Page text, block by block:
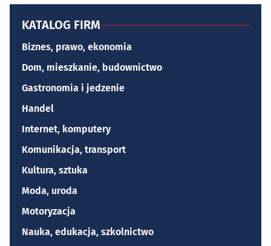
KATALOG FIRM
Biznes, prawo, ekonomia
Dom, mieszkanie, budownictwo
Gastronomia i jedzenie
Handel
Internet, komputery
Komunikacja, transport
Kultura, sztuka
Moda, uroda
Motoryzacja
Nauka, edukacja, szkolnictwo